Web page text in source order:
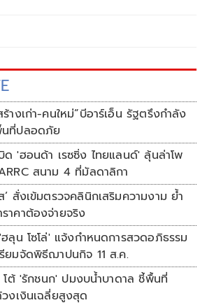
เก่า-คนใหม่”บีอาร์เอ็น รัฐตรึงกำลัง
ที่ปลอดภัย
'ฮอนด้า เรซซิ่ง ไทยแลนด์' ลุ้นล่าโพ
สนาม 4 ที่มัลดาลิกา
’ สั่งเข้มตรวจคลินิกเสริมความงาม ย้ำ
าคาต้องจ่ายจริง
ลุน โซโล่' แจ้งกำหนดการสวดอภิธรรม
ยมจัดพิธีฌาปนกิจ 11 ส.ค.
ต้ 'รักชนก' ปมงบน้ำบาดาล ชี้พื้นที่
วงเงินเฉลี่ยสูงสุด